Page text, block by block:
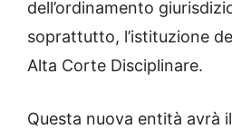
dell’ordinamento
soprattutto, l’istituzione
Alta Corte Disciplinare.
Questa nuova entità avrà